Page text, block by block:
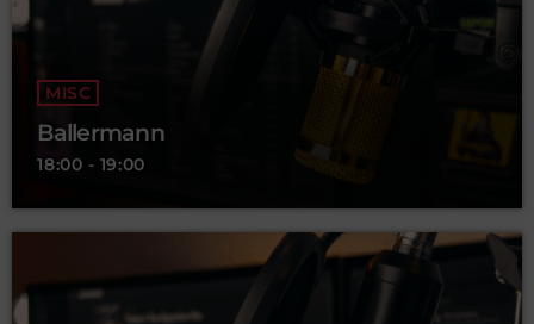
MISC
Ballermann
18:00 - 19:00